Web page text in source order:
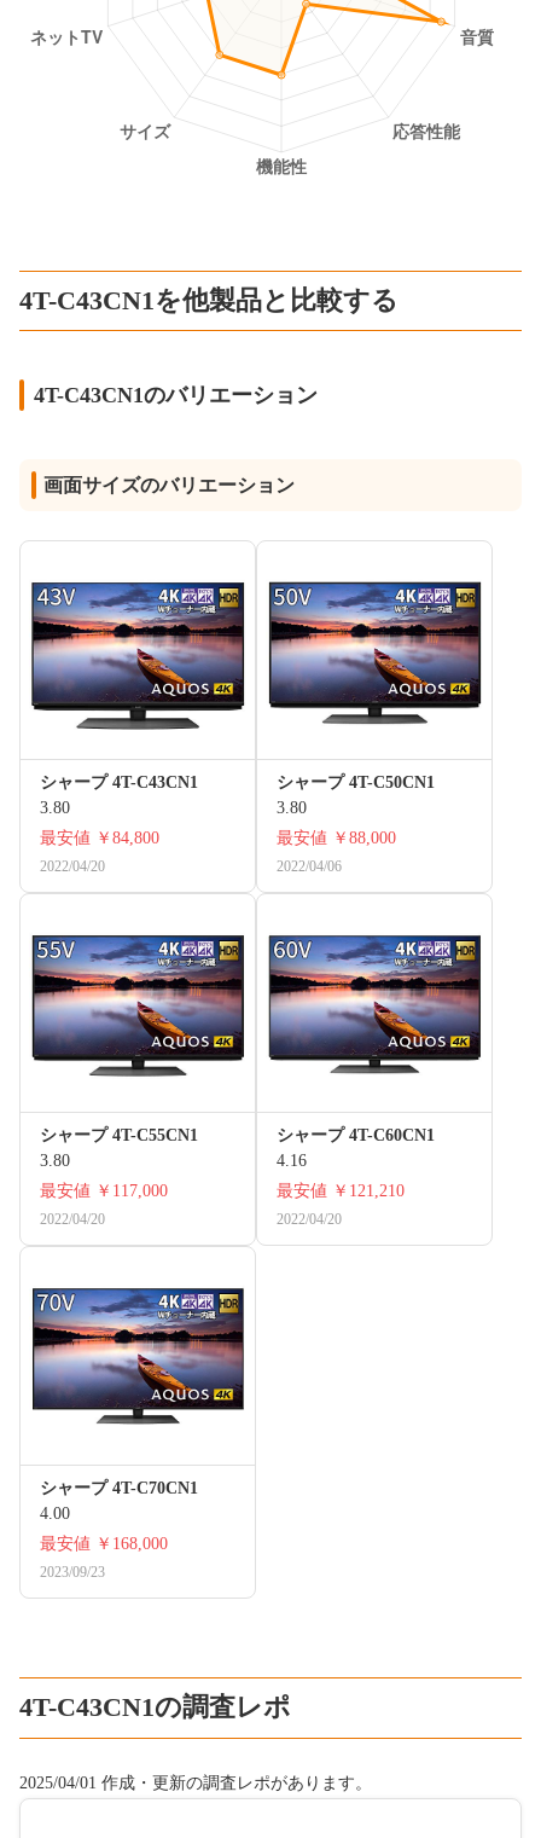
4T-C43CN1を他製品と比較する
4T-C43CN1のバリエーション
画面サイズのバリエーション
シャープ 4T-C43CN1
3.80
最安値 ￥84,800
2022/04/20
シャープ 4T-C50CN1
3.80
最安値 ￥88,000
2022/04/06
シャープ 4T-C55CN1
3.80
最安値 ￥117,000
2022/04/20
シャープ 4T-C60CN1
4.16
最安値 ￥121,210
2022/04/20
シャープ 4T-C70CN1
4.00
最安値 ￥168,000
2023/09/23
4T-C43CN1の調査レポ
2025/04/01 作成・更新の調査レポがあります。